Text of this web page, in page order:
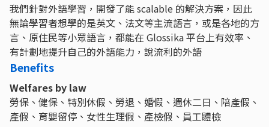
我們針對外語學習，開發了能 scalable 的解決方案，因此
無論學習者想學的是英文、法文等主流語言，或是各地的方
言、原住民等小眾語言，都能在 Glossika 平台上有效率、
有計劃地提升自己的外語能力，說流利的外語
Benefits
Welfares by law
勞保、健保、特別休假、勞退、婚假、週休二日、陪產假、
產假、育嬰留停、女性生理假、產檢假、員工體檢